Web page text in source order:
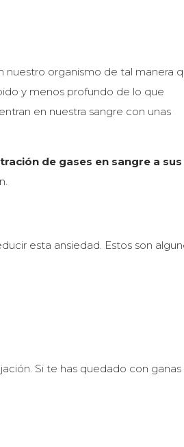
nuestro organismo de tal manera
y menos profundo de lo que
en nuestra sangre con unas
de gases en sangre a sus
esta ansiedad. Estos son
Si te has quedado con